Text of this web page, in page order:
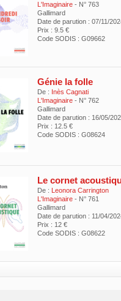
L'Imaginaire - N° 763
Gallimard
Date de parution : 07/11/
Prix : 9.5 €
Code SODIS : G09662
Génie la folle
De : Inès Cagnati
L'Imaginaire - N° 762
Gallimard
Date de parution : 16/05/
Prix : 12.5 €
Code SODIS : G08624
Le cornet
De : Leonora Carrington
L'Imaginaire - N° 761
Gallimard
Date de parution : 11/04/
Prix : 12 €
Code SODIS : G08622